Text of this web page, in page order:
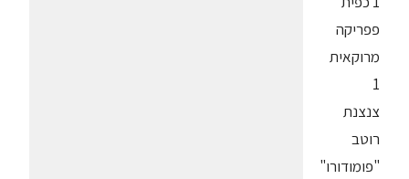
פפריקה
מרוקאית
1
צנצנת
רוטב
"פומודורו"